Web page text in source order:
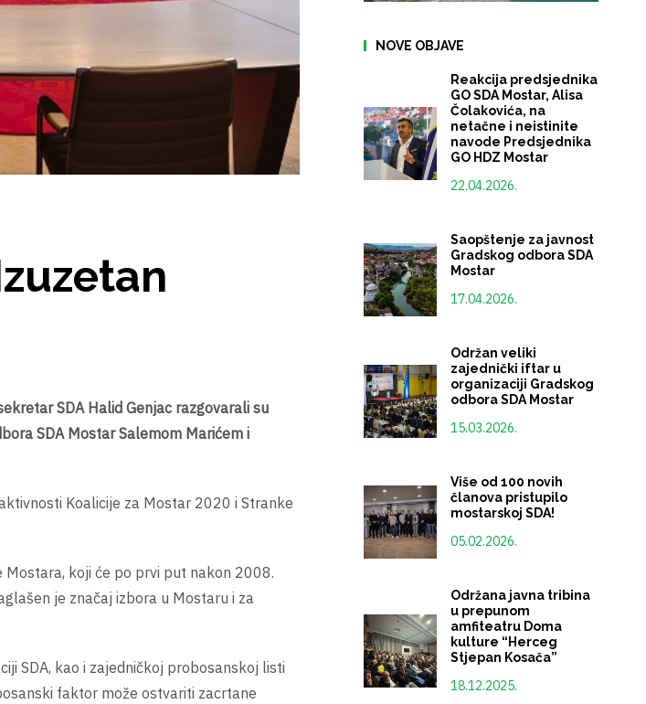
SDA Halid Genjac razgovarali su
SDA Mostar Salemom Marićem i
Koalicije za Mostar 2020 i Stranke
koji će po prvi put nakon 2008.
je značaj izbora u Mostaru i za
SDA, kao i zajedničkoj probosanskoj listi
faktor može ostvariti zacrtane
NOVE OBJAVE
Reakcija predsjednika
GO SDA Mostar, Alisa
Čolakovića, na
netačne i neistinite
navode Predsjednika
GO HDZ Mostar
22.04.2026.
Saopštenje za javnost
Gradskog odbora SDA
Mostar
17.04.2026.
Održan veliki
zajednički iftar u
organizaciji Gradskog
odbora SDA Mostar
15.03.2026.
Više od 100 novih
članova pristupilo
mostarskoj SDA!
05.02.2026.
Održana javna tribina
u prepunom
amfiteatru Doma
kulture “Herceg
Stjepan Kosača”
18.12.2025.